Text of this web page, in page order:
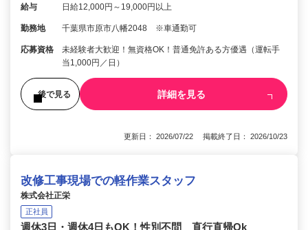
給与 日給12,000円～19,000円以上
勤務地 千葉県市原市八幡2048 ※車通勤可
応募資格
未経験者大歓迎！無資格OK！普通免許ある方優遇（運転手
当1,000円／日）
後で見る 詳細を見る
更新日： 2026/07/22 掲載終了日： 2026/10/23
改修工事現場での軽作業スタッフ
株式会社正栄
正社員
週休3日・週休4日もOK！性別不問 直行直帰Ok